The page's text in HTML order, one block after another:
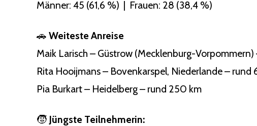
Männer: 45 (61,6 %) | Frauen: 28 (38,4 %)
🚗 Weiteste Anreise
Maik Larisch – Güstrow (Mecklenburg-
Rita Hooijmans – Bovenkarspel, Niederlande –
Pia Burkart – Heidelberg – rund 250 km
🧒 Jüngste Teilnehmerin: